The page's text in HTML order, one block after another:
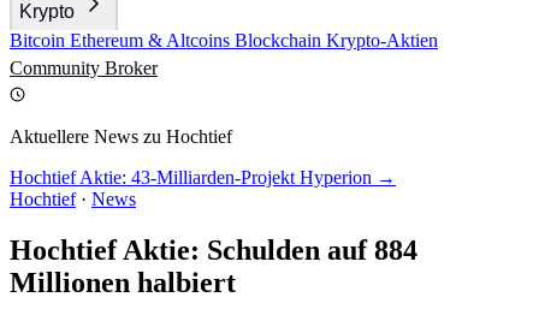
Krypto
Bitcoin Ethereum & Altcoins Blockchain Krypto-Aktien
Community Broker
Aktuellere News zu Hochtief
Hochtief Aktie: 43-Milliarden-Projekt Hyperion →
Hochtief · News
Hochtief Aktie: Schulden auf 884
Millionen halbiert